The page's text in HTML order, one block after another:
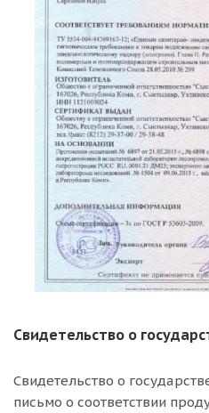
Свидетельство о
Свидетельство о
письмо о соответствии